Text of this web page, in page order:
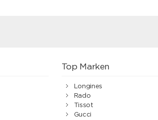
Top Marken
Longines
Rado
Tissot
Gucci